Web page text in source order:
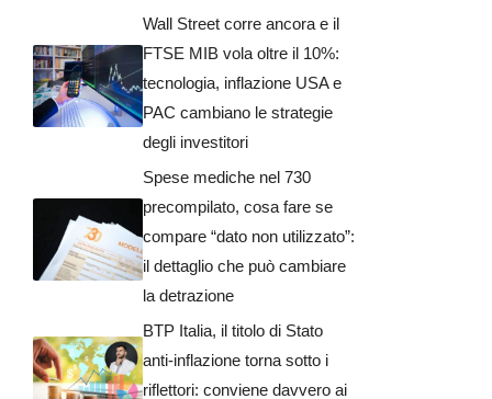
Wall Street corre ancora e il
FTSE MIB vola oltre il 10%:
tecnologia, inflazione USA e
PAC cambiano le strategie
degli investitori
Spese mediche nel 730
precompilato, cosa fare se
compare “dato non utilizzato”:
il dettaglio che può cambiare
la detrazione
BTP Italia, il titolo di Stato
anti-inflazione torna sotto i
riflettori: conviene davvero ai